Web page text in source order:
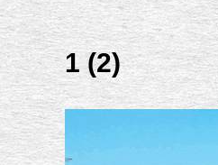
1 (2)